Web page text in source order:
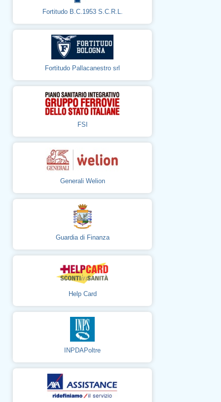
Fortitudo B.C.1953 S.C.R.L.
Fortitudo Pallacanestro srl
FSI
Generali Welion
Guardia di Finanza
Help Card
INPDAPoltre